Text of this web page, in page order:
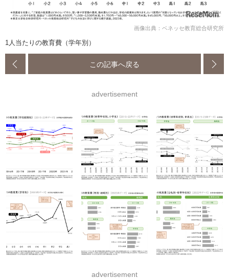
画像出典：ベネッセ教育総合研究所
1人当たりの教育費（学年別）
この記事へ戻る
advertisement
advertisement